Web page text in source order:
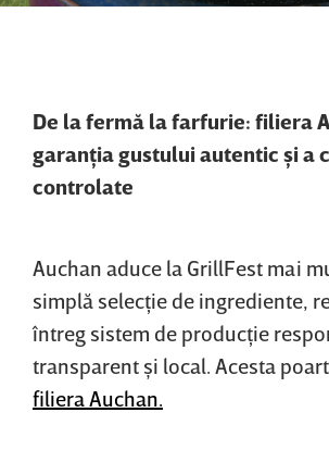
De la fermă la farfurie: filiera
garanţia gustului autentic şi a
controlate
Auchan aduce la GrillFest mai
simplă selecţie de ingrediente,
întreg sistem de producţie
transparent şi local. Acesta
filiera Auchan.